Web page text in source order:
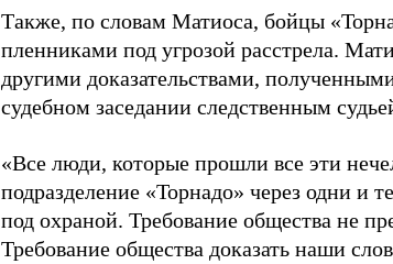
Также, по словам Матиоса, бойцы
пленниками под угрозой расстрела.
другими доказательствами,
судебном заседании следственным
«Все люди, которые прошли все эти
подразделение «Торнадо» через одни и
под охраной. Требование общества не
Требование общества доказать наши